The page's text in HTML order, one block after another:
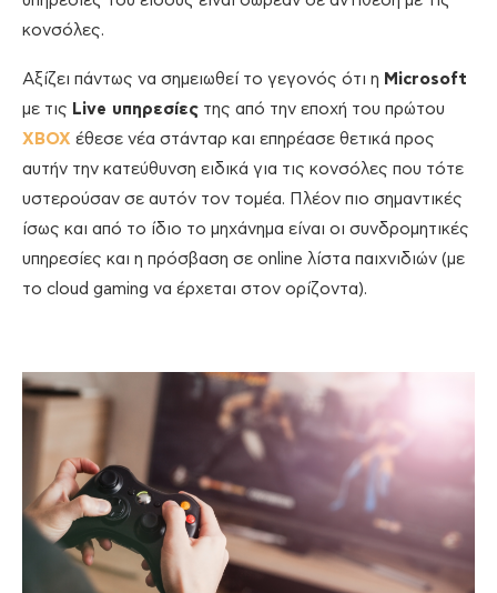
κονσόλες.
Αξίζει πάντως να σημειωθεί το γεγονός ότι η Microsoft
με τις Live υπηρεσίες της από την εποχή του πρώτου
XBOX έθεσε νέα στάνταρ και επηρέασε θετικά προς
αυτήν την κατεύθυνση ειδικά για τις κονσόλες που τότε
υστερούσαν σε αυτόν τον τομέα. Πλέον πιο σημαντικές
ίσως και από το ίδιο το μηχάνημα είναι οι συνδρομητικές
υπηρεσίες και η πρόσβαση σε online λίστα παιχνιδιών (με
το cloud gaming να έρχεται στον ορίζοντα).